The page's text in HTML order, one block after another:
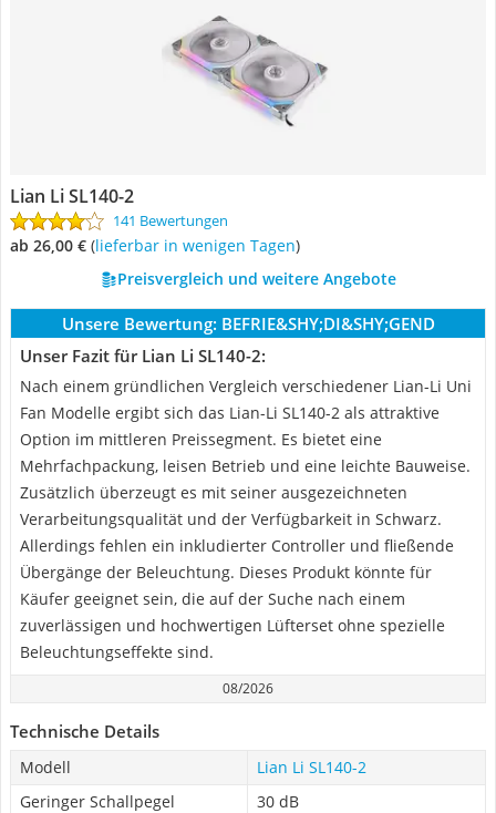
Lian Li SL140-2
141 Bewertungen
ab 26,00 € ( Lieferbar in wenigen Tagen)
Preisvergleich und weitere Angebote
Unsere Bewertung: BEFRIE&SHY;DI&SHY;GEND
Unser Fazit für Lian Li SL140-2:
Nach einem gründlichen Vergleich verschiedener Lian-Li Uni
Fan Modelle ergibt sich das Lian-Li SL140-2 als attraktive
Option im mittleren Preissegment. Es bietet eine
Mehrfachpackung, leisen Betrieb und eine leichte Bauweise.
Zusätzlich überzeugt es mit seiner ausgezeichneten
Verarbeitungsqualität und der Verfügbarkeit in Schwarz.
Allerdings fehlen ein inkludierter Controller und fließende
Übergänge der Beleuchtung. Dieses Produkt könnte für
Käufer geeignet sein, die auf der Suche nach einem
zuverlässigen und hochwertigen Lüfterset ohne spezielle
Beleuchtungseffekte sind.
08/2026
Technische Details
Modell
Lian Li SL140-2
Geringer Schallpegel
30 dB